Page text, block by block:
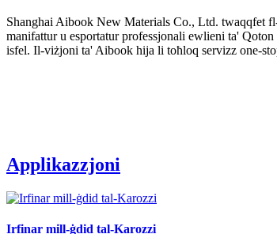
Shanghai Aibook New Materials Co., Ltd. twaqqfet
manifattur u esportatur professjonali ewlieni ta'
isfel. Il-viżjoni ta' Aibook hija li toħloq servizz one-
Applikazzjoni
Irfinar mill-ġdid tal-Karozzi